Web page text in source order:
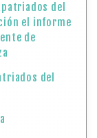
del
el informe
de
del